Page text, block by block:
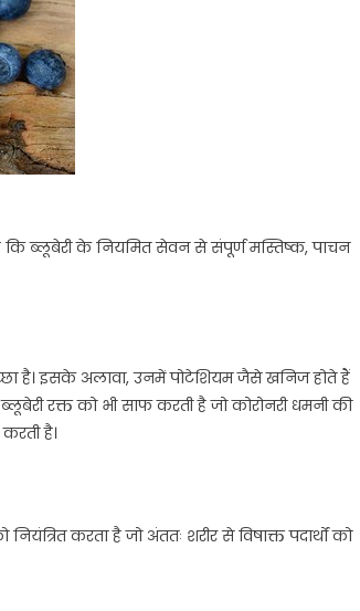
ब्लूबेरी के नियमित सेवन से संपूर्ण मस्तिष्क, पाचन
है। इसके अलावा, उनमें पोटेशियम जैसे खनिज होते हैं
रक्त को भी साफ करती है जो कोरोनरी धमनी की
है।
करता है जो अंततः शरीर से विषाक्त पदार्थों को